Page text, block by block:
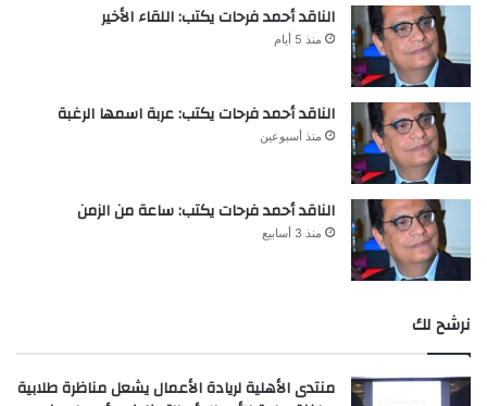
الناقد أحمد فرحات يكتب: اللقاء الأخير
منذ 5 أيام
الناقد أحمد فرحات يكتب: عربة اسمها الرغبة
منذ أسبوعين
الناقد أحمد فرحات يكتب: ساعة من الزمن
منذ 3 أسابيع
نرشح لك
منتدى الأهلية لريادة الأعمال يشعل مناظرة طلابية